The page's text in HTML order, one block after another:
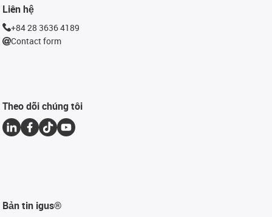
Liên hệ
+84 28 3636 4189
Contact form
Theo dõi chúng tôi
Bản tin igus®